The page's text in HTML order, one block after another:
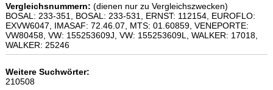
Vergleichsnummern: (dienen nur zu Vergleichszwecken)
BOSAL: 233-351, BOSAL: 233-531, ERNST: 112154, EUROFLO:
EXVW6047, IMASAF: 72.46.07, MTS: 01.60859, VENEPORTE:
VW80458, VW: 155253609J, VW: 155253609L, WALKER: 17018,
WALKER: 25246
Weitere Suchwörter:
210508